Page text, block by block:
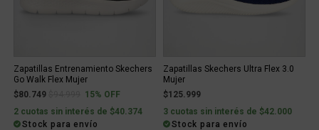
Zapatillas Entrenamiento Skechers
Go Walk Flex Mujer
$80.749
Price reduced from
to15% OFF
2 cuotas sin interés de $40.374
Stock para envío
Zapatillas Skechers Ultra Flex 3.0
Mujer
$125.999
3 cuotas sin interés de $42.000
Stock para envío